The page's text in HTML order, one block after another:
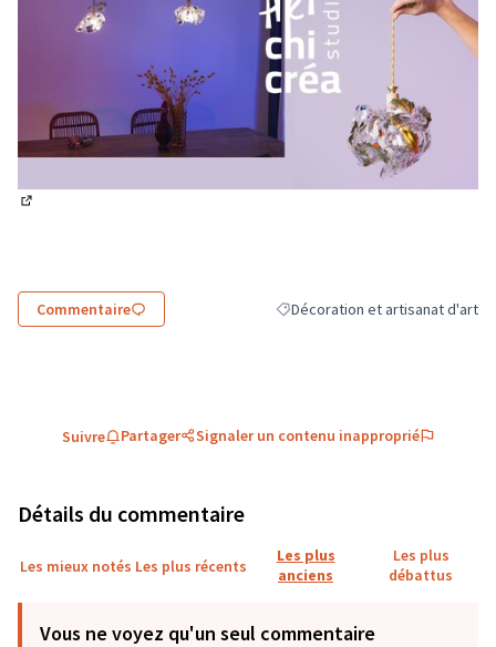
Commentaire Filtrer les résultats de la
Décoration et artisanat d'art
Suivre Partager Signaler un contenu inapproprié
Détails du commentaire
Les mieux notés Les plus récents
Les plus
anciens
Les plus
débattus
Vous ne voyez qu'un seul commentaire